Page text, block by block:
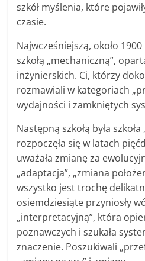
szkół myślenia, które
czasie.
Najwcześniejszą, około
szkołą „mechaniczną”,
inżynierskich. Ci, którzy
rozmawiali w kategoriach
wydajności i zamkniętych
Następną szkołą była
rozpoczęła się w latach
uważała zmianę za
„adaptacja”, „zmiana
wszystko jest trochę
osiemdziesiąte przyniosły
„interpretacyjną”, która
poznawczych i szukała
znaczenie. Poszukiwali